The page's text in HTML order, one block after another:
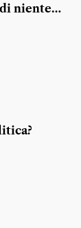
niente…